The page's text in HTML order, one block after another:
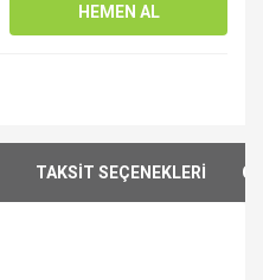
HEMEN AL
TAKSİT SEÇENEKLERİ